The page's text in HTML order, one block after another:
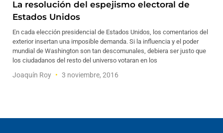
La resolución del espejismo electoral de
Estados Unidos
En cada elección presidencial de Estados Unidos, los comentarios del
exterior insertan una imposible demanda. Si la influencia y el poder
mundial de Washington son tan descomunales, debiera ser justo que
los ciudadanos del resto del universo votaran en los
Joaquín Roy 3 noviembre, 2016